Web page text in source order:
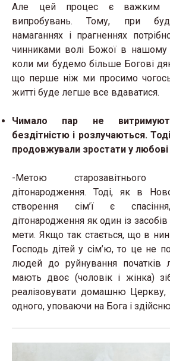
Але цей процес є важким і
випробувань. Тому, при
намаганнях і прагненнях
чинниками волі Божої в нашому
коли ми будемо більше Богові
що перше ніж ми просимо
житті буде легше все вдаватися.
Чимало пар не
бездітністю і розлучаються.
продовжували зростати у
-Метою
дітонародження. Тоді, як в
створення сім’ї є
дітонародження як один із
мети. Якщо так стається, що в
Господь дітей у сім’ю, то це не
людей до руйнування початків
мають двоє (чоловік і жінка)
реалізовувати домашню
одного, уповаючи на Бога і